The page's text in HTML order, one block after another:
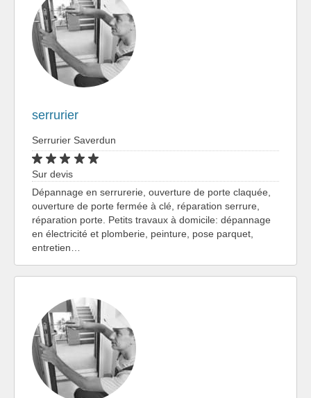
serrurier
Serrurier Saverdun
Sur devis
Dépannage en serrurerie, ouverture de porte claquée,
ouverture de porte fermée à clé, réparation serrure,
réparation porte. Petits travaux à domicile: dépannage
en électricité et plomberie, peinture, pose parquet,
entretien…